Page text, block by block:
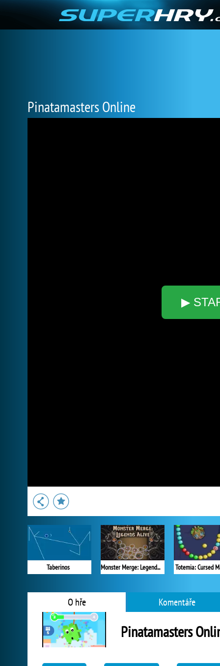
Pinatamasters Online
▶
Taberinos Monster Merge: Legends Alive Totemia: Cursed
O hře Komentáře
Pinatamasters